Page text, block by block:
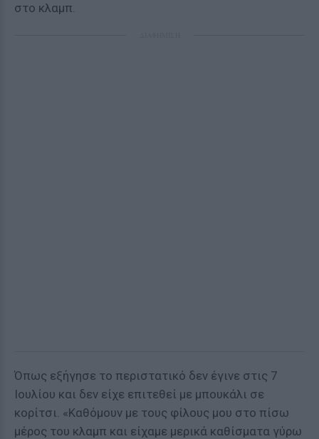
στο κλαμπ.
Όπως εξήγησε το περιστατικό δεν έγινε στις 7
Ιουλίου και δεν είχε επιτεθεί με μπουκάλι σε
κορίτσι. «Καθόμουν με τους φίλους μου στο πίσω
μέρος του κλαμπ και είχαμε μερικά καθίσματα γύρω